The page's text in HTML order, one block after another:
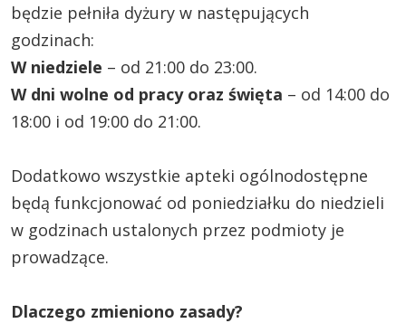
będzie pełniła dyżury w następujących
godzinach:
W niedziele – od 21:00 do 23:00.
W dni wolne od pracy oraz święta – od 14:00 do
18:00 i od 19:00 do 21:00.
Dodatkowo wszystkie apteki ogólnodostępne
będą funkcjonować od poniedziałku do niedzieli
w godzinach ustalonych przez podmioty je
prowadzące.
Dlaczego zmieniono zasady?